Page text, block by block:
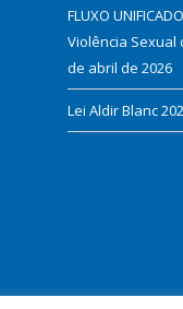
FLUXO
Violência Sexual
de abril de 2026
Lei Aldir Blanc